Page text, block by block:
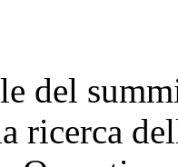
del
ricerca